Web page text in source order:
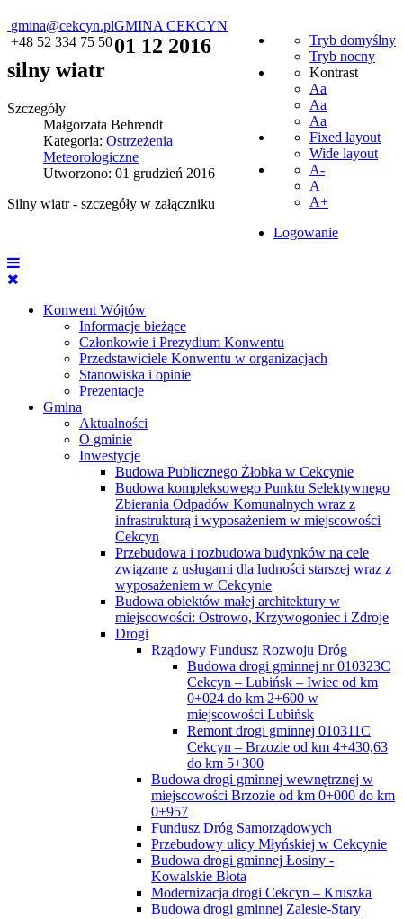
gmina@cekcyn.pl
+48 52 334 75 50
Tryb domyślny
Tryb nocny
Kontrast
Aa
Aa
Aa
Fixed layout
Wide layout
A-
A
A+
Logowanie
GMINA CEKCYN
Konwent Wójtów
Informacje bieżące
Członkowie i Prezydium Konwentu
Przedstawiciele Konwentu w organizacjach
Stanowiska i opinie
Prezentacje
Gmina
Aktualności
O gminie
Inwestycje
Budowa Publicznego Żłobka w Cekcynie
Budowa kompleksowego Punktu Selektywnego
Zbierania Odpadów Komunalnych wraz z
infrastrukturą i wyposażeniem w miejscowości
Cekcyn
Przebudowa i rozbudowa budynków na cele
związane z usługami dla ludności starszej wraz z
wyposażeniem w Cekcynie
Budowa obiektów małej architektury w
miejscowości: Ostrowo, Krzywogoniec i Zdroje
Drogi
Rządowy Fundusz Rozwoju Dróg
Budowa drogi gminnej nr 010323C
Cekcyn – Lubińsk – Iwiec od km
0+024 do km 2+600 w
miejscowości Lubińsk
Remont drogi gminnej 010311C
Cekcyn – Brzozie od km 4+430,63
do km 5+300
Budowa drogi gminnej wewnętrznej w
miejscowości Brzozie od km 0+000 do km
0+957
Fundusz Dróg Samorządowych
Przebudowy ulicy Młyńskiej w Cekcynie
Budowa drogi gminnej Łosiny -
Kowalskie Błota
Modernizacja drogi Cekcyn – Kruszka
Budowa drogi gminnej Zalesie-Stary
01 12 2016
silny wiatr
Szczegóły
Małgorzata Behrendt
Kategoria: Ostrzeżenia
Meteorologiczne
Utworzono: 01 grudzień 2016
Silny wiatr - szczegóły w załączniku